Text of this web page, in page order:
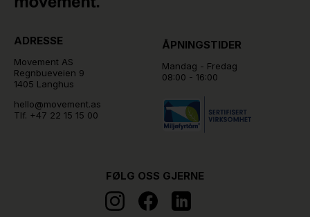
ADRESSE
Movement AS
Regnbueveien 9
1405 Langhus
hello@movement.as
Tlf. +47 22 15 15 00
ÅPNINGSTIDER
Mandag - Fredag
08:00 - 16:00
FØLG OSS GJERNE